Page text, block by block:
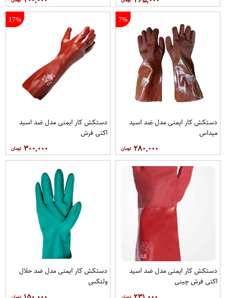
7%
دستکش کار ایمنی مدل ضد اسید
میداس
۲۸۰,۰۰۰
17%
دستکش کار ایمنی مدل ضد اسید
اکتی فرش
۳۰۰,۰۰۰
دستکش کار ایمنی مدل ضد اسید
اکتی فرش چینی
دستکش کار ایمنی مدل ضد حلال
ولتکس